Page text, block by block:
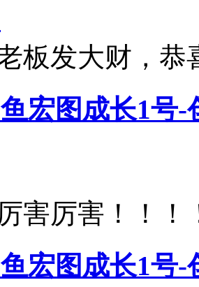
板发大财，恭
宏图成长1号-
害厉害！！！
宏图成长1号-